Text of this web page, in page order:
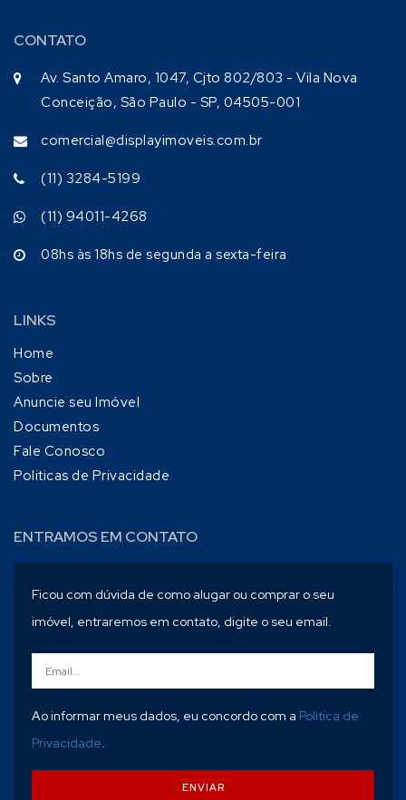
CONTATO
Av. Santo Amaro, 1047, Cjto 802/803 - Vila Nova
Conceição, São Paulo - SP, 04505-001
comercial@displayimoveis.com.br
(11) 3284-5199
(11) 94011-4268
08hs às 18hs de segunda a sexta-feira
LINKS
Home
Sobre
Anuncie seu Imóvel
Documentos
Fale Conosco
Politicas de Privacidade
ENTRAMOS EM CONTATO
Ficou com dúvida de como alugar ou comprar o seu
imóvel, entraremos em contato, digite o seu email.
Ao informar meus dados, eu concordo com a Política de
Privacidade.
ENVIAR